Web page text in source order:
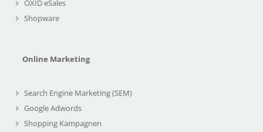
OXID eSales
Shopware
Online Marketing
Search Engine Marketing (SEM)
Google Adwords
Shopping Kampagnen